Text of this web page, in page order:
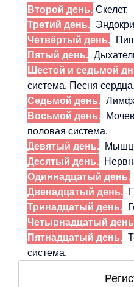
Второй день. Скелет.
Третий день.
Четвёртый день.
Пятый день.
Шестой и седьмой
система. Песня сердца.
Седьмой день.
Восьмой день.
половая система.
Девятый день.
Десятый день.
Одиннадцатый день.
Двенадцатый день.
Тринадцатый день.
Четырнадцатый
Пятнадцатый день.
система.